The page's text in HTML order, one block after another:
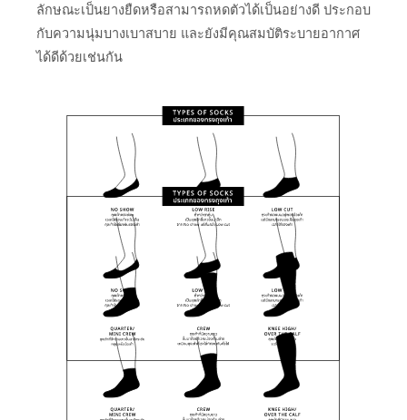
ลักษณะเป็นยางยืดหรือสามารถหดตัวได้เป็นอย่างดี ประกอบ
กับความนุ่มบางเบาสบาย และยังมีคุณสมบัติระบายอากาศ
ได้ดีด้วยเช่นกัน